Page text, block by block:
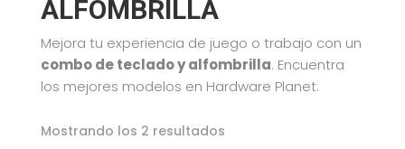
ALFOMBRILLA
Mejora tu experiencia de juego o trabajo con un
combo de teclado y alfombrilla. Encuentra
los mejores modelos en Hardware Planet.
Mostrando los 2 resultados